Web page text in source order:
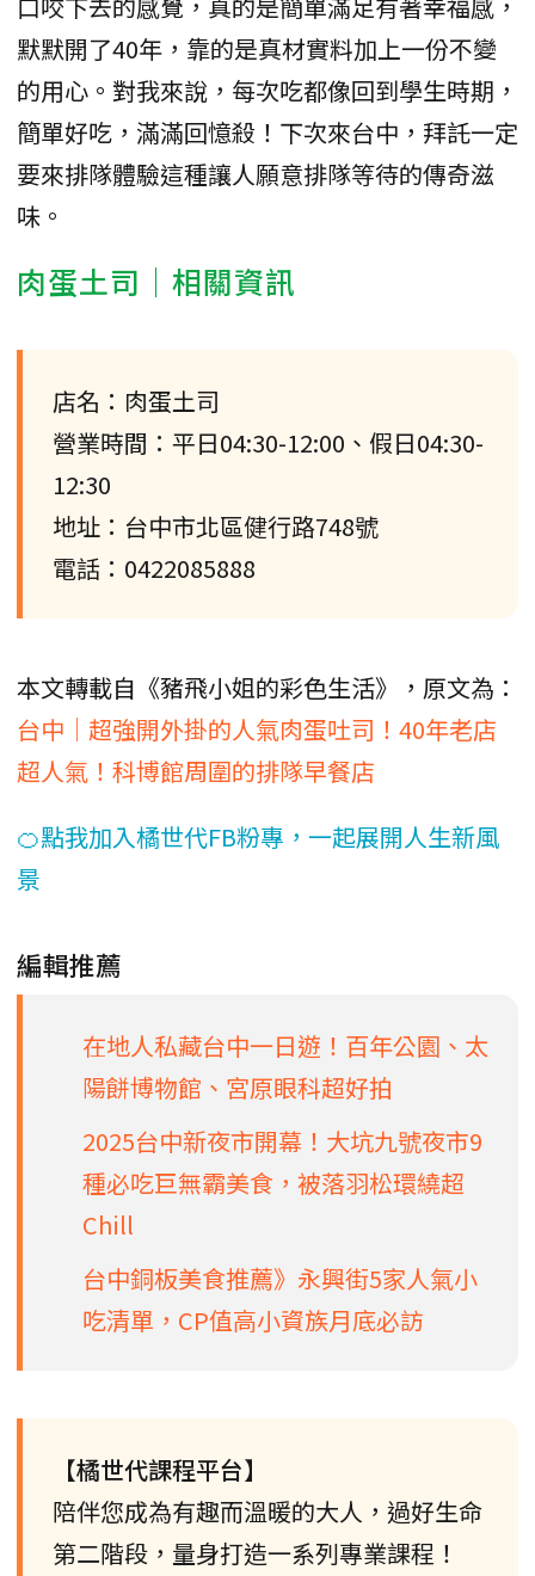
口咬下去的感覺，真的是簡單滿足有著幸福感，
默默開了40年，靠的是真材實料加上一份不變
的用心。對我來說，每次吃都像回到學生時期，
簡單好吃，滿滿回憶殺！下次來台中，拜託一定
要來排隊體驗這種讓人願意排隊等待的傳奇滋
味。
肉蛋土司｜相關資訊
店名：肉蛋土司
營業時間：平日04:30-12:00、假日04:30-
12:30
地址：台中市北區健行路748號
電話：0422085888
本文轉載自《豬飛小姐的彩色生活》，原文為：
台中｜超強開外掛的人氣肉蛋吐司！40年老店
超人氣！科博館周圍的排隊早餐店
🍊點我加入橘世代FB粉專，一起展開人生新風
景
編輯推薦
在地人私藏台中一日遊！百年公園、太
陽餅博物館、宮原眼科超好拍
2025台中新夜市開幕！大坑九號夜市9
種必吃巨無霸美食，被落羽松環繞超
Chill
台中銅板美食推薦》永興街5家人氣小
吃清單，CP值高小資族月底必訪
【橘世代課程平台】
陪伴您成為有趣而溫暖的大人，過好生命
第二階段，量身打造一系列專業課程！